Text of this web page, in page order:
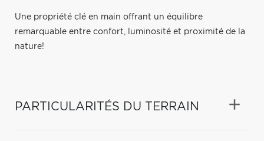
Une propriété clé en main offrant un équilibre
remarquable entre confort, luminosité et proximité de la
nature!
PARTICULARITÉS DU TERRAIN